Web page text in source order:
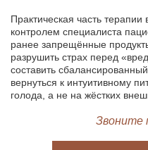
Практическая часть
контролем специалиста
ранее запрещённые
разрушить страх перед
составить
вернуться к интуитивному
голода, а не на жёстких
Звоните